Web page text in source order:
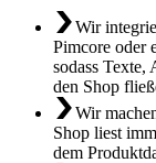
Wir
Pimcore oder
sodass Texte,
den Shop
Wir
Shop liest
dem